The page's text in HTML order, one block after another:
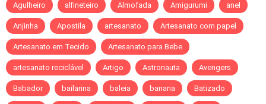
Agulheiro alfineteiro Almofada Amigurumi anel
Anjinha Apostila artesanato Artesanato com papel
Artesanato em Tecido Artesanato para Bebe
artesanato reciclável Artigo Astronauta Avengers
Babador bailarina baleia banana Batizado